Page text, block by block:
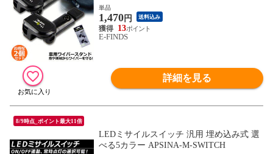
動作方向 汎用 熱や凍結から守る ユニバー
サル車 ワイパースタンド 自動車部品 ツー
ルパーツの修理 送料無料
単品
1,470円 送料込み
13
E-FINDS
詳細を見る
8/9時点_ポイント最大11倍
LEDミサイルスイッチ 汎用 埋め込み式 選
べる5カラー APSINA-M-SWITCH